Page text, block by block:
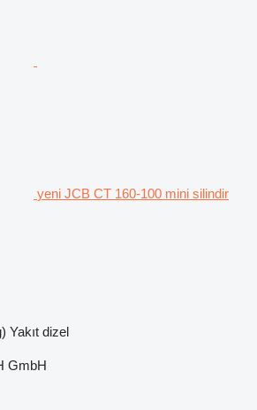
yeni JCB CT 160-100 mini silindir
Yakıt dizel
GmbH